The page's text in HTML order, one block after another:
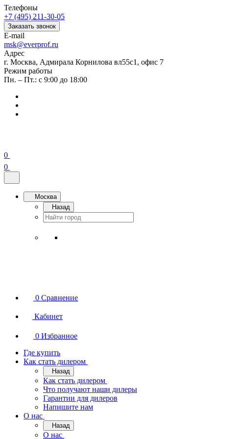
Телефоны
+7 (495) 211-30-05
Заказать звонок
E-mail
msk@everprof.ru
Адрес
г. Москва, Адмирала Корнилова вл55с1, офис 7
Режим работы
Пн. – Пт.: с 9:00 до 18:00
0
0
Москва
Назад
0 Сравнение
Кабинет
0 Избранное
Где купить
Как стать дилером
Назад
Как стать дилером
Что получают наши дилеры
Гарантии для дилеров
Напишите нам
О нас
Назад
О нас